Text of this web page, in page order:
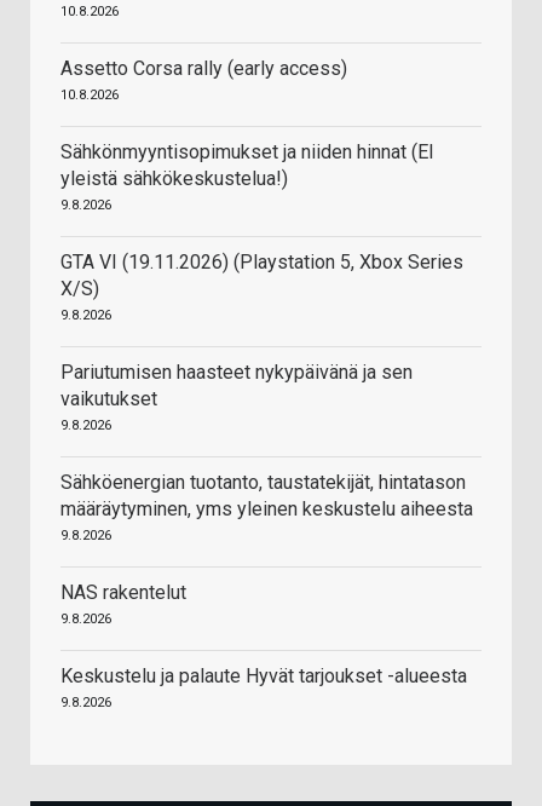
10.8.2026
Assetto Corsa rally (early access)
10.8.2026
Sähkönmyyntisopimukset ja niiden hinnat (EI
yleistä sähkökeskustelua!)
9.8.2026
GTA VI (19.11.2026) (Playstation 5, Xbox Series
X/S)
9.8.2026
Pariutumisen haasteet nykypäivänä ja sen
vaikutukset
9.8.2026
Sähköenergian tuotanto, taustatekijät, hintatason
määräytyminen, yms yleinen keskustelu aiheesta
9.8.2026
NAS rakentelut
9.8.2026
Keskustelu ja palaute Hyvät tarjoukset -alueesta
9.8.2026